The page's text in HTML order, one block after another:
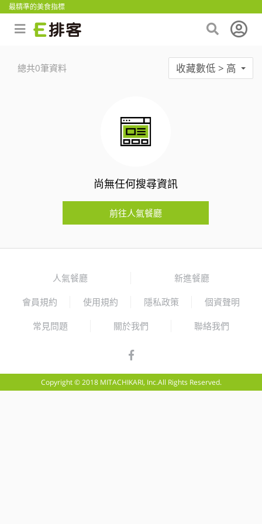
最精準的美食指標
總共0筆資料 收藏數低 > 高
尚無任何搜尋資訊
前往人氣餐廳
人氣餐廳 新進餐廳
會員規約 使用規約 隱私政策 個資聲明
常見問題 關於我們 聯絡我們
Copyright © 2018 MITACHIKARI, Inc.All Rights Reserved.